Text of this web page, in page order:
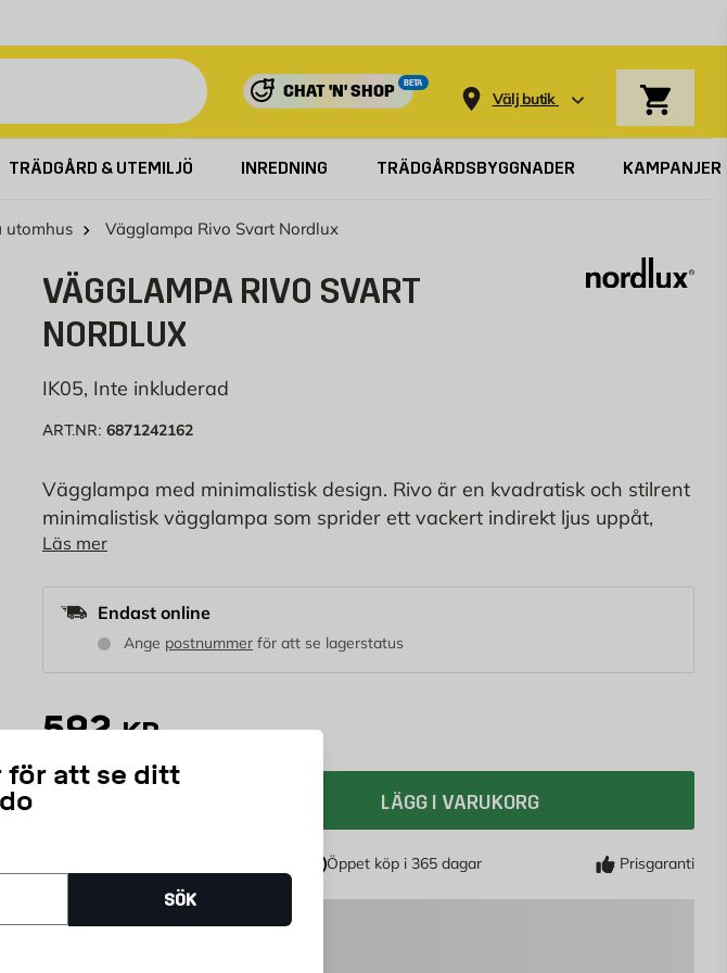
CHAT 'N' SHOP
BETA
Välj butik
för att se ditt
SÖK
TRÄDGÅRD & UTEMILJÖ INREDNING TRÄDGÅRDSBYGGNADER KAMPANJER
utomhus Vägglampa Rivo Svart Nordlux
VÄGGLAMPA RIVO SVART
NORDLUX
IK05, Inte inkluderad
ART.NR: 6871242162
Vägglampa med minimalistisk design. Rivo är en kvadratisk och stilrent
minimalistisk vägglampa som sprider ett vackert indirekt ljus uppåt,
nedåt och framåt. Med en integrerad LED-modul får du belysning som
Läs mer
Endast online
Ange postnummerför att se lagerstatus
592 KR
LÄGG I VARUKORG
Öppet köp i 365 dagar Prisgaranti